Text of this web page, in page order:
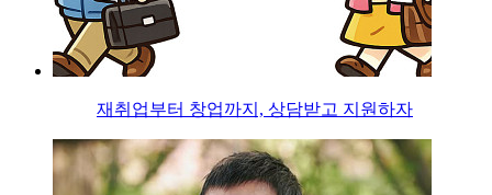
재취업부터 창업까지, 상담받고 지원하자